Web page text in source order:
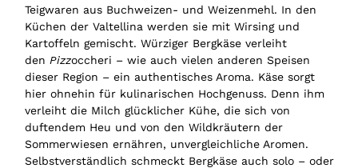
Teigwaren aus Buchweizen- und Weizenmehl. In den
Küchen der Valtellina werden sie mit Wirsing und
Kartoffeln gemischt. Würziger Bergkäse verleiht
den Pizzoccheri – wie auch vielen anderen Speisen
dieser Region – ein authentisches Aroma. Käse sorgt
hier ohnehin für kulinarischen Hochgenuss. Denn ihm
verleiht die Milch glücklicher Kühe, die sich von
duftendem Heu und von den Wildkräutern der
Sommerwiesen ernähren, unvergleichliche Aromen.
Selbstverständlich schmeckt Bergkäse auch solo – oder